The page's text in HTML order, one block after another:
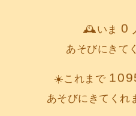
🕰️いま0
あそびにきて
☀️これまで
あそびにきてくれ